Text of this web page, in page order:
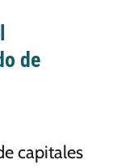
de
capitales